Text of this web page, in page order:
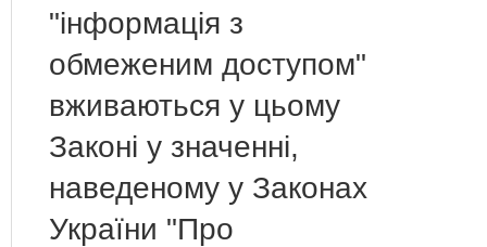
"інформація з
обмеженим доступом"
вживаються у цьому
Законі у значенні,
наведеному у Законах
України "Про